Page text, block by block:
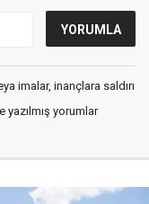
imalar, inançlara saldırı
yazılmış yorumlar